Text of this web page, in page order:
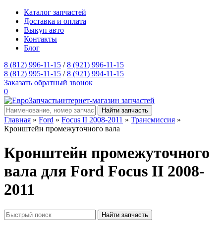
Каталог запчастей
Доставка и оплата
Выкуп авто
Контакты
Блог
8 (812) 996-11-15 /8 (921) 996-11-15
8 (812) 995-11-15 /8 (921) 994-11-15
Заказать обратный звонок
0
интернет-магазин запчастей
Главная » Ford » Focus II 2008-2011 » Трансмиссия »
Кронштейн промежуточного вала
Кронштейн промежуточного
вала для Ford Focus II 2008-
2011